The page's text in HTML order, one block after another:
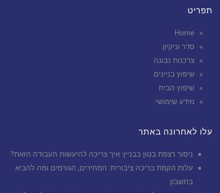
תפריט
Home
סדר וניקיון
צרכנות נבונה
שיפוץ בניינים
שיפוץ הבית
מידע שימושי
עלו לאחרונה באתר
ניסור רצפת בטון בבניין: איך צריכה להיעשות העבודה הזאת?
עלות הקמת בריכה ציבורית: המחירים, הגורמים ומה להביא
בחשבון